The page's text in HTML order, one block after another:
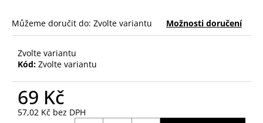
Můžeme doručit do: Zvolte variantu Možnosti doručení
Zvolte variantu
Kód: Zvolte variantu
69 Kč
57,02 Kč bez DPH
r
u
u
e
m
e